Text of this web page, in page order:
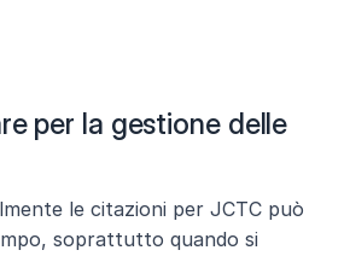
per la gestione delle
le citazioni per JCTC può
soprattutto quando si